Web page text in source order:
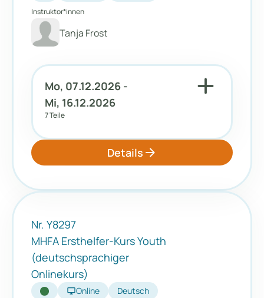
Instruktor*innen
Tanja Frost
Mo, 07.12.2026 -
Mi, 16.12.2026
7 Teile
add
Details arrow_forward
Nr. Y8297
MHFA Ersthelfer-Kurs Youth
(deutschsprachiger
Onlinekurs)
desktop_windowsOnline Deutsch